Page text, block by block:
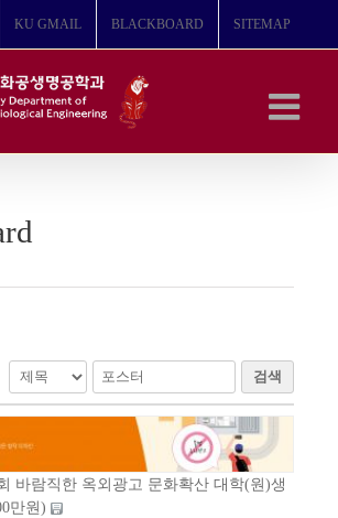
KU GMAIL BLACKBOARD SITEMAP
검색
바람직한 옥외광고 문화확산 대학(원)생
만원)